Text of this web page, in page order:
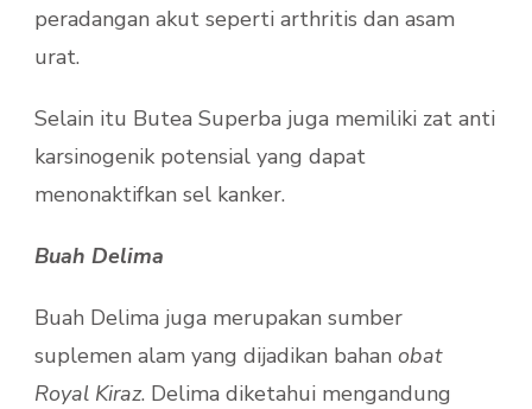
peradangan akut seperti arthritis dan asam
urat.
Selain itu Butea Superba juga memiliki zat anti
karsinogenik potensial yang dapat
menonaktifkan sel kanker.
Buah Delima
Buah Delima juga merupakan sumber
suplemen alam yang dijadikan bahan obat
Royal Kiraz. Delima diketahui mengandung